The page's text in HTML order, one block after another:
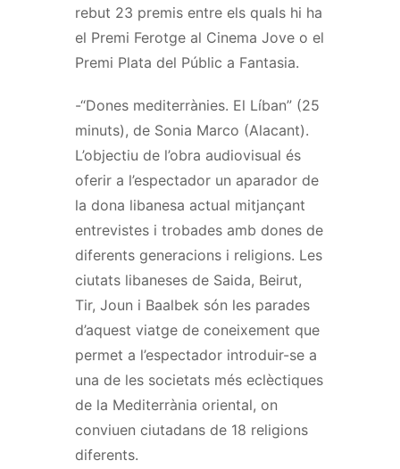
rebut 23 premis entre els quals hi ha
el Premi Ferotge al Cinema Jove o el
Premi Plata del Públic a Fantasia.
-“Dones mediterrànies. El Líban” (25
minuts), de Sonia Marco (Alacant).
L’objectiu de l’obra audiovisual és
oferir a l’espectador un aparador de
la dona libanesa actual mitjançant
entrevistes i trobades amb dones de
diferents generacions i religions. Les
ciutats libaneses de Saida, Beirut,
Tir, Joun i Baalbek són les parades
d’aquest viatge de coneixement que
permet a l’espectador introduir-se a
una de les societats més eclèctiques
de la Mediterrània oriental, on
conviuen ciutadans de 18 religions
diferents.